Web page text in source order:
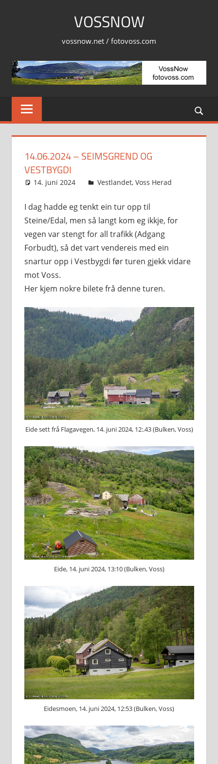
VOSSNOW
vossnow.net / fotovoss.com
14.06.2024 – SEIMSGREND OG
VESTBYGDI
14. juni 2024 Svein
Vestlandet, Voss Herad
I dag hadde eg tenkt ein tur opp til
Steine/Edal, men så langt kom eg ikkje, for
vegen var stengt for all trafikk (Adgang
Forbudt), så det vart vendereis med ein
snartur opp i Vestbygdi før turen gjekk vidare
mot Voss.
Her kjem nokre bilete frå denne turen.
Eide sett frå Flagavegen, 14. juni 2024, 12:.43 (Bulken, Voss)
Eide, 14. juni 2024, 13:10 (Bulken, Voss)
Eidesmoen, 14. juni 2024, 12:53 (Bulken, Voss)